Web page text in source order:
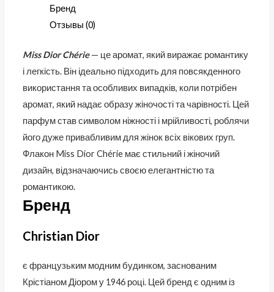
Бренд
Отзывы (0)
Miss Dior Chérie— це аромат, який виражає романтику
і легкість. Він ідеально підходить для повсякденного
використання та особливих випадків, коли потрібен
аромат, який надає образу жіночості та чарівності. Цей
парфум став символом ніжності і мрійливості, роблячи
його дуже привабливим для жінок всіх вікових груп.
Флакон Miss Dior Chérie має стильний і жіночий
дизайн, відзначаючись своєю елегантністю та
романтикою.
Бренд
Christian Dior
є французьким модним будинком, заснованим
Крістіаном Діором у 1946 році. Цей бренд є одним із